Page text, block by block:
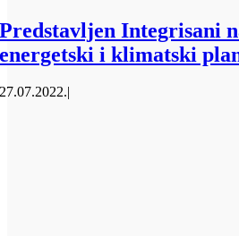
Predstavljen Integrisani
energetski i klimatski
27.07.2022.|